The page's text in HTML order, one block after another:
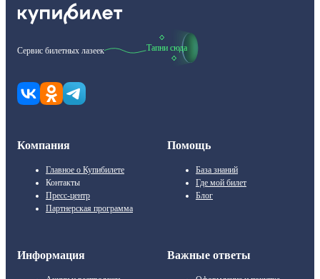
Сервис билетных лазеек Тапни сюда
Компания
Главное о Купибилете
Контакты
Пресс-центр
Партнерская программа
Помощь
База знаний
Где мой билет
Блог
Информация Важные ответы